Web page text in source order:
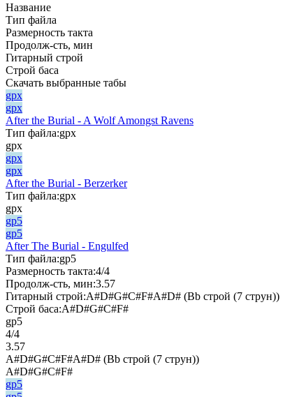
Название
Тип файла
Размерность такта
Продолж-сть, мин
Гитарный строй
Строй баса
Скачать выбранные табы
gpx
gpx
After the Burial - A Wolf Amongst Ravens
Тип файла:gpx
gpx
gpx
gpx
After the Burial - Berzerker
Тип файла:gpx
gpx
gp5
gp5
After The Burial - Engulfed
Тип файла:gp5
Размерность такта:4/4
Продолж-сть, мин:3.57
Гитарный строй:A#D#G#C#F#A#D# (Bb строй (7 струн))
Строй баса:A#D#G#C#F#
gp5
4/4
3.57
A#D#G#C#F#A#D# (Bb строй (7 струн))
A#D#G#C#F#
gp5